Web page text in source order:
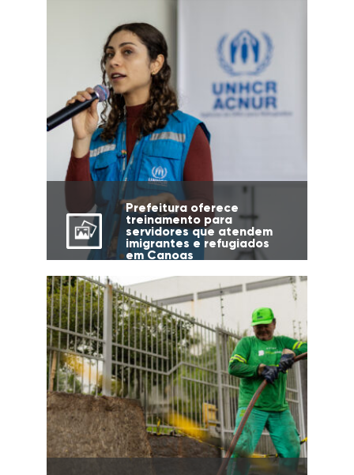
Prefeitura oferece
treinamento para
servidores que atendem
imigrantes e refugiados
em Canoas